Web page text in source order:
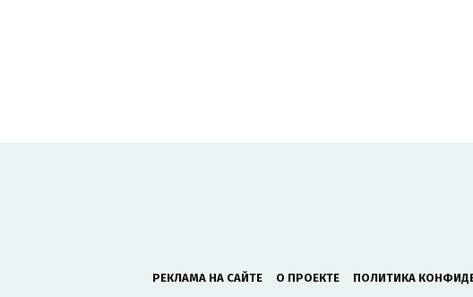
РЕКЛАМА НА САЙТЕ О ПРОЕКТЕ ПОЛИТИКА